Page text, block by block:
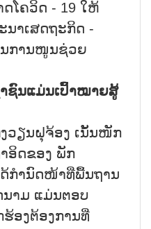
ໂຄວິດ - 19 ໃຫ້
ນາເສດຖະກິດ -
ນການໜູນຊ່ວຍ
ຊົນແມ່ນເປົ້້າໝາຍສູ້
ວຽນຝຸຈ້ອງ ເນັ້ນໜັກ
ຳອິດຂອງ ພັກ
ກຳນົດໜ້າທີ່ພື້ນຖານ
າມ ແມ່ນຕອບ
ອງຕ້ອງການທີ່